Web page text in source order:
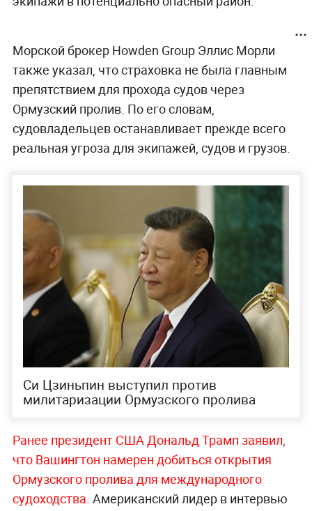
Морской брокер Howden Group Эллис Морли
также указал, что страховка не была главным
препятствием для прохода судов через
Ормузский пролив. По его словам,
судовладельцев останавливает прежде всего
реальная угроза для экипажей, судов и грузов.
Си Цзиньпин выступил против
милитаризации Ормузского пролива
Ранее президент США Дональд Трамп заявил,
что Вашингтон намерен добиться открытия
Ормузского пролива для международного
судоходства. Американский лидер в интервью